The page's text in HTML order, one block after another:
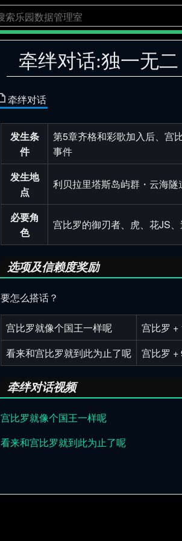
牵绊对话:独一无二
牵绊对话
发生条
件
第5章齐格和彩歌加入后、宫
事件
发生地
点
利贝拉里塔斯岛屿群・云海
必要角
色
宫比罗的御刃者、虎、花JS
选项及信赖度奖励
要怎么搭话？
宫比罗就像个国王一样呢
宫比罗 +
看来和宫比罗就到此为止了呢
宫比罗 +
牵绊对话视频
宫比罗就像个国王一样呢
看来和宫比罗就到此为止了呢